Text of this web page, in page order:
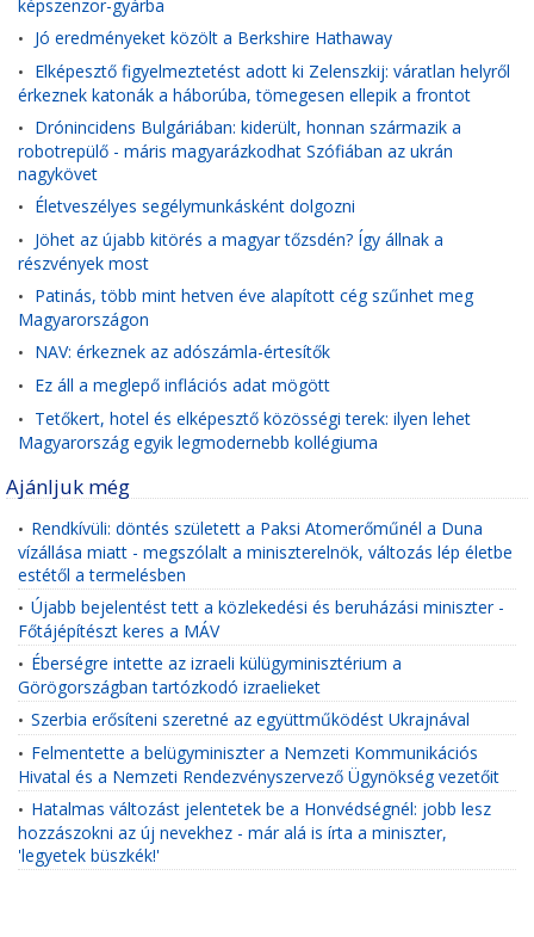
képszenzor-gyárba
• Jó eredményeket közölt a Berkshire Hathaway
• Elképesztő figyelmeztetést adott ki Zelenszkij: váratlan helyről
érkeznek katonák a háborúba, tömegesen ellepik a frontot
• Drónincidens Bulgáriában: kiderült, honnan származik a
robotrepülő - máris magyarázkodhat Szófiában az ukrán
nagykövet
• Életveszélyes segélymunkásként dolgozni
• Jöhet az újabb kitörés a magyar tőzsdén? Így állnak a
részvények most
• Patinás, több mint hetven éve alapított cég szűnhet meg
Magyarországon
• NAV: érkeznek az adószámla-értesítők
• Ez áll a meglepő inflációs adat mögött
• Tetőkert, hotel és elképesztő közösségi terek: ilyen lehet
Magyarország egyik legmodernebb kollégiuma
Ajánljuk még
• Rendkívüli: döntés született a Paksi Atomerőműnél a Duna
vízállása miatt - megszólalt a miniszterelnök, változás lép életbe
estétől a termelésben
• Újabb bejelentést tett a közlekedési és beruházási miniszter -
Főtájépítészt keres a MÁV
• Éberségre intette az izraeli külügyminisztérium a
Görögországban tartózkodó izraelieket
• Szerbia erősíteni szeretné az együttműködést Ukrajnával
• Felmentette a belügyminiszter a Nemzeti Kommunikációs
Hivatal és a Nemzeti Rendezvényszervező Ügynökség vezetőit
• Hatalmas változást jelentetek be a Honvédségnél: jobb lesz
hozzászokni az új nevekhez - már alá is írta a miniszter,
'legyetek büszkék!'